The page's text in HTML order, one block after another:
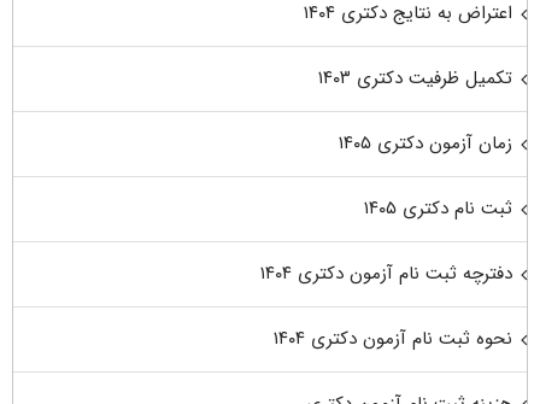
اعتراض به نتایج دکتری ۱۴۰۴
تکمیل ظرفیت دکتری ۱۴۰۳
زمان آزمون دکتری ۱۴۰۵
ثبت نام دکتری ۱۴۰۵
دفترچه ثبت نام آزمون دکتری ۱۴۰۴
نحوه ثبت نام آزمون دکتری ۱۴۰۴